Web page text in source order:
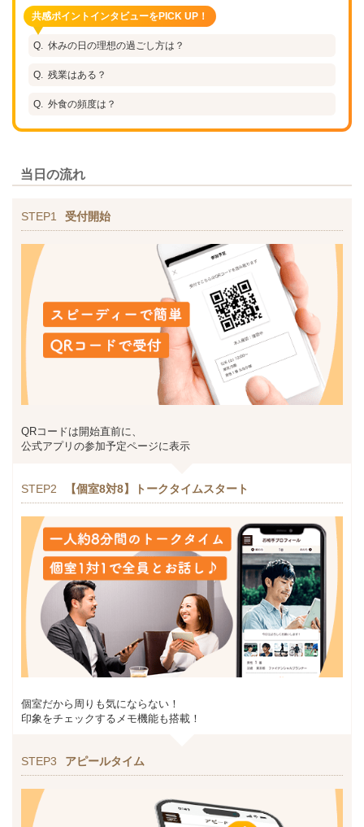
共感ポイントインタビューをPICK UP！
休みの日の理想の過ごし方は？
残業はある？
外食の頻度は？
当日の流れ
STEP1 受付開始
QRコードは開始直前に、
公式アプリの参加予定ページに表示
STEP2 【個室8対8】トークタイムスタート
個室だから周りも気にならない！
印象をチェックするメモ機能も搭載！
STEP3 アピールタイム